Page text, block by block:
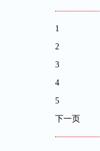
1
2
3
4
5
下一页